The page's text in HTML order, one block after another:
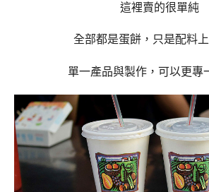
這裡賣的很單純
全部都是蛋餅，只是配料
單一產品與製作，可以更專